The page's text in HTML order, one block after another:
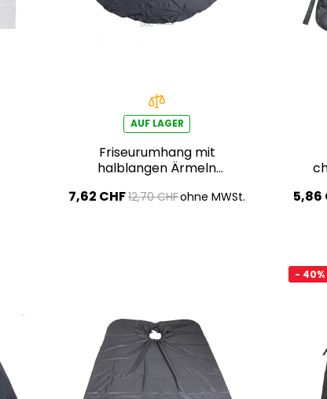
AUF LAGER
Friseurumhang mit
halblangen Ärmeln
7,62 CHF12,70 CHFohne MWSt. 5,86
- 40%